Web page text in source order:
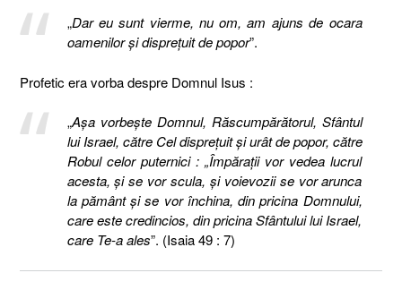
„Dar eu sunt vierme, nu om, am ajuns de ocara
oamenilor şi dispreţuit de popor”.
Profetic era vorba despre Domnul Isus :
„Aşa vorbeşte Domnul, Răscumpărătorul, Sfântul
lui Israel, către Cel dispreţuit şi urât de popor, către
Robul celor puternici : „Împăraţii vor vedea lucrul
acesta, şi se vor scula, şi voievozii se vor arunca
la pământ şi se vor închina, din pricina Domnului,
care este credincios, din pricina Sfântului lui Israel,
care Te-a ales”. (Isaia 49 : 7)